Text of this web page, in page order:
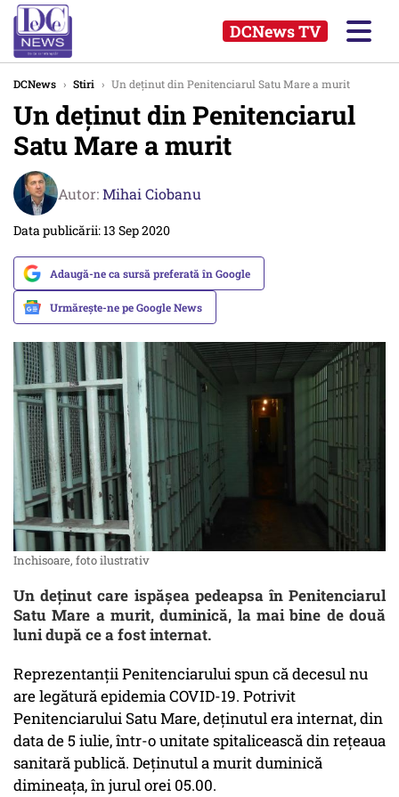
DCNews TV
DCNews › Stiri › Un deținut din Penitenciarul Satu Mare a murit
Un deținut din Penitenciarul
Satu Mare a murit
Autor:Mihai Ciobanu
Data publicării: 13 Sep 2020
Adaugă-ne ca sursă preferată în Google
Urmărește-ne pe Google News
Inchisoare, foto ilustrativ
Un deținut care ispășea pedeapsa în Penitenciarul
Satu Mare a murit, duminică, la mai bine de două
luni după ce a fost internat.
Reprezentanții Penitenciarului spun că decesul nu
are legătură epidemia COVID-19. Potrivit
Penitenciarului Satu Mare, deținutul era internat, din
data de 5 iulie, într-o unitate spitalicească din rețeaua
sanitară publică. Deținutul a murit duminică
dimineața, în jurul orei 05.00.